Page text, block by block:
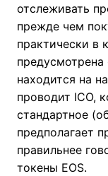
отслеживать
прежде чем
практически в
находится на
проводит ICO,
стандартное
предполагает
правильнее
токены EOS.